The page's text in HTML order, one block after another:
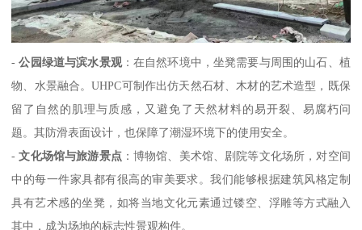
-公园绿道与滨水景观：在自然环境中，坐凳需要与周围的山石、植
物、水景融合。UHPC可制作出仿天然石材、木材的艺术造型，既保
留了自然的肌理与质感，又避免了天然材料的易开裂、易腐朽问
题。其防滑表面设计，也保障了潮湿环境下的使用安全。
-文化场馆与旅游景点：博物馆、美术馆、剧院等文化场所，对空间
中的每一件家具都有很高的审美要求。我们能够根据建筑风格定制
具有艺术感的坐凳，如将当地文化元素通过镂空、浮雕等方式融入
其中，成为场地的标志性景观构件。